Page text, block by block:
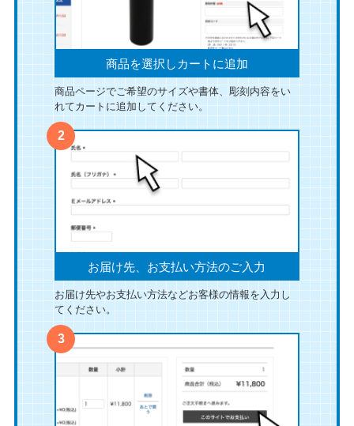
2,625円のご注文をいただきました。
2026年8月9日13:23
1,750円のご注文をいただきました。
2026年8月9日13:23
1,800円のご注文をいただきました。
2026年8月9日13:22
1,750円のご注文をいただきました。
2026年8月9日13:21
1,200円のご注文をいただきました。
2026年8月9日13:19
1,750円のご注文をいただきました。
1,750円のご注文をいただきました。
商品を選択しカートに追加
商品ページでご希望のサイズや書体、彫刻内容をい
れてカートに追加してください。
お届け先、お支払い方法のご入力
お届け先やお支払い方法などお客様の情報を入力し
てください。